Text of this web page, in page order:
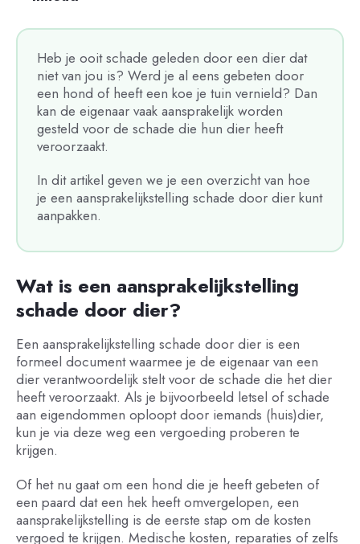
Heb je ooit schade geleden door een dier dat
niet van jou is? Werd je al eens gebeten door
een hond of heeft een koe je tuin vernield? Dan
kan de eigenaar vaak aansprakelijk worden
gesteld voor de schade die hun dier heeft
veroorzaakt.
In dit artikel geven we je een overzicht van hoe
je een aansprakelijkstelling schade door dier kunt
aanpakken.
Wat is een aansprakelijkstelling
schade door dier?
Een aansprakelijkstelling schade door dier is een
formeel document waarmee je de eigenaar van een
dier verantwoordelijk stelt voor de schade die het dier
heeft veroorzaakt. Als je bijvoorbeeld letsel of schade
aan eigendommen oploopt door iemands (huis)dier,
kun je via deze weg een vergoeding proberen te
krijgen.
Of het nu gaat om een hond die je heeft gebeten of
een paard dat een hek heeft omvergelopen, een
aansprakelijkstelling is de eerste stap om de kosten
vergoed te krijgen. Medische kosten, reparaties of zelfs